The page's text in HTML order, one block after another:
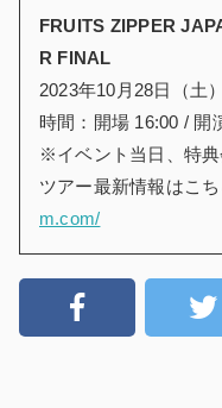
FRUITS ZIPPER
R FINAL
2023年10月28日（土
時間：開場 16:00 / 開
※イベント当日、特典
ツアー最新情報はこち
m.com/